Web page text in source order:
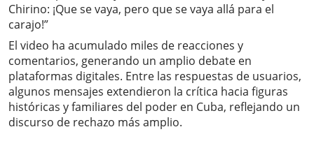
Chirino: ¡Que se vaya, pero que se vaya allá para el
carajo!”
El video ha acumulado miles de reacciones y
comentarios, generando un amplio debate en
plataformas digitales. Entre las respuestas de usuarios,
algunos mensajes extendieron la crítica hacia figuras
históricas y familiares del poder en Cuba, reflejando un
discurso de rechazo más amplio.